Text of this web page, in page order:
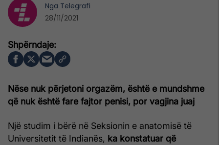
Nëse nuk përjetoni orgazëm, është e mundshme
që nuk është fare fajtor penisi, por vagjina juaj
Një studim i bërë në Seksionin e anatomisë të
Universitetit të Indianës, ka konstatuar që
Nga Telegrafi
28/11/2021